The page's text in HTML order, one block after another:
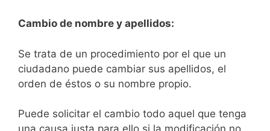
Cambio de nombre y apellidos:
Se trata de un procedimiento por el que un
ciudadano puede cambiar sus apellidos, el
orden de éstos o su nombre propio.
Puede solicitar el cambio todo aquel que tenga